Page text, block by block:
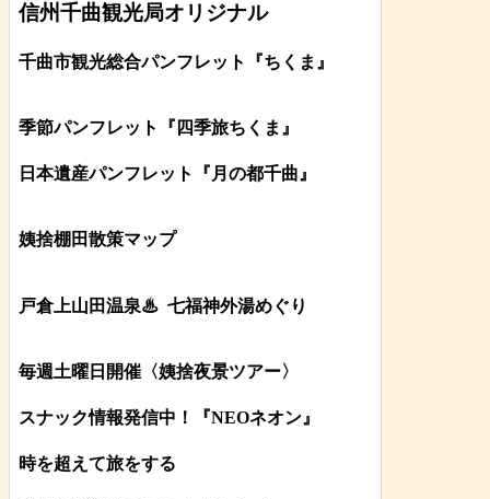
信州千曲観光局オリジナル
千曲市観光総合パンフレット 『ちくま 』
季節パンフレット『四季旅ちくま』
日本遺産パンフレット 『月の都千曲 』
姨捨棚田散策マップ
戸倉上山田温泉♨ 七福神外湯めぐり
毎週土曜日開催〈姨捨夜景ツアー〉
スナック情報発信中！『NEOネオン』
時を超えて旅をする